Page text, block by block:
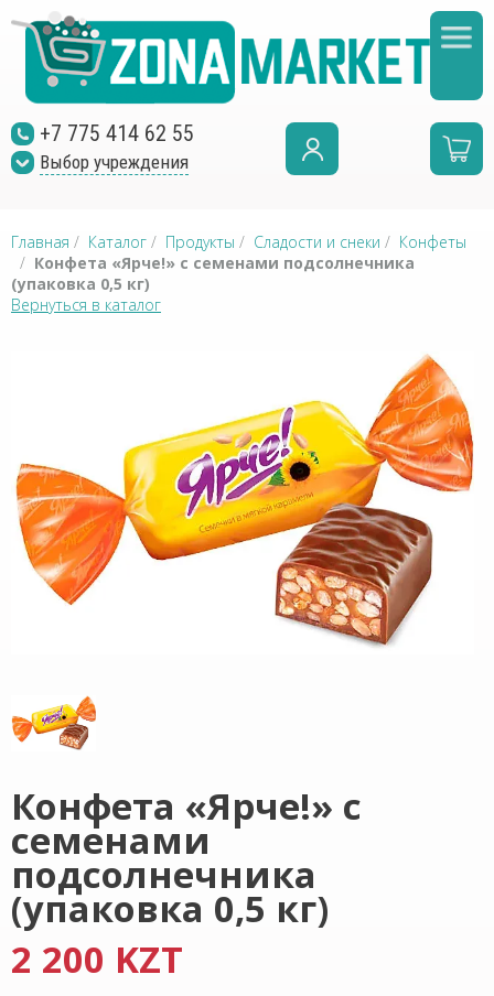
+7 775 414 62 55
Выбор учреждения
Главная / Каталог / Продукты / Сладости и снеки / Конфеты
/ Конфета «Ярче!» с семенами подсолнечника
(упаковка 0,5 кг)
Вернуться в каталог
Конфета «Ярче!» с
семенами
подсолнечника
(упаковка 0,5 кг)
2 200 KZT